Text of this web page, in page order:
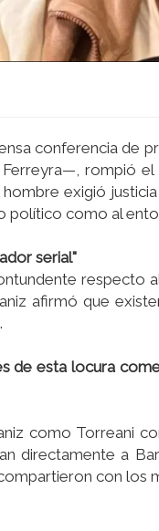
conferencia de
Ferreyra—, rompió
exigió
político como al
serial"
respecto
afirmó que
de esta locura
como Torreani
directamente a
con los